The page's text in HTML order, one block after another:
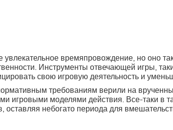
времяпровождение, но оно
Инструменты отвечающей игры,
свою игровую деятельность и
требованиям верили на
игровыми моделями действия. Все-таки в
небогато периода для